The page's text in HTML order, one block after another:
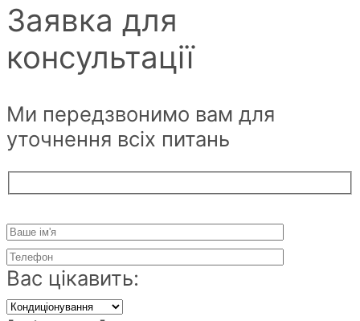
Заявка для
консультації
Ми передзвонимо вам для
уточнення всіх питань
Вас цікавить: